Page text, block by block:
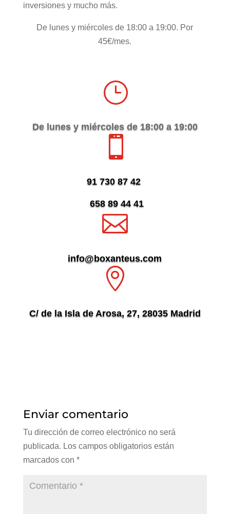
inversiones y mucho más.
De lunes y miércoles de 18:00 a 19:00. Por
45€/mes.
}
De lunes y miércoles de 18:00 a 19:00

91 730 87 42
658 89 44 41

info@boxanteus.com

C/ de la Isla de Arosa, 27, 28035 Madrid
Enviar comentario
Tu dirección de correo electrónico no será
publicada. Los campos obligatorios están
marcados con *